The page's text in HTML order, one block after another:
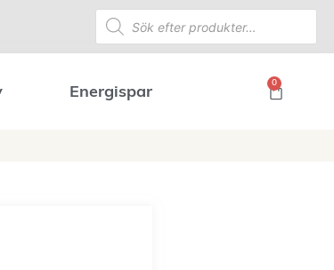
Energispar
0